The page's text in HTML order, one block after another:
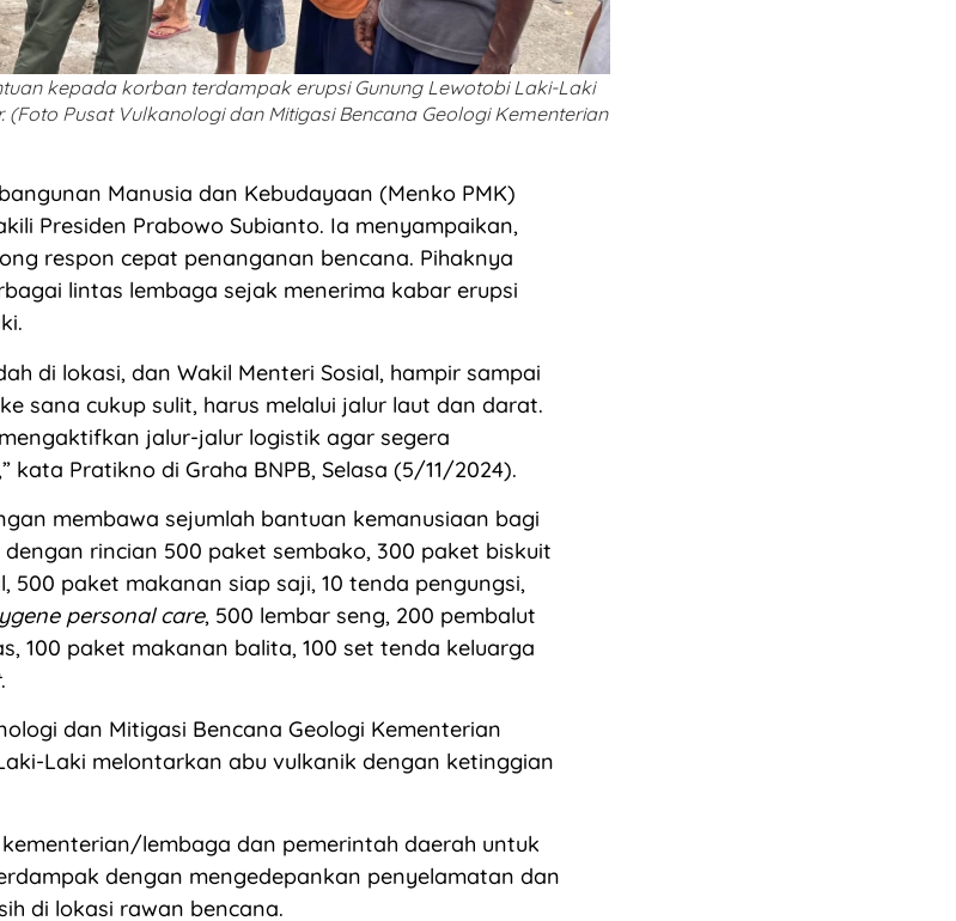
kepada korban terdampak erupsi Gunung Lewotobi Laki-Laki
(Foto Pusat Vulkanologi dan Mitigasi Bencana Geologi Kementerian
Manusia dan Kebudayaan (Menko PMK)
Presiden Prabowo Subianto. Ia menyampaikan,
respon cepat penanganan bencana. Pihaknya
lintas lembaga sejak menerima kabar erupsi
di lokasi, dan Wakil Menteri Sosial, hampir sampai
sana cukup sulit, harus melalui jalur laut dan darat.
jalur-jalur logistik agar segera
kata Pratikno di Graha BNPB, Selasa (5/11/2024).
membawa sejumlah bantuan kemanusiaan bagi
rincian 500 paket sembako, 300 paket biskuit
500 paket makanan siap saji, 10 tenda pengungsi,
personal care, 500 lembar seng, 200 pembalut
100 paket makanan balita, 100 set tenda keluarga
.
dan Mitigasi Bencana Geologi Kementerian
Laki melontarkan abu vulkanik dengan ketinggian
lembaga dan pemerintah daerah untuk
dengan mengedepankan penyelamatan dan
di lokasi rawan bencana.